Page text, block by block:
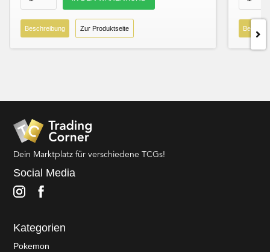
Beschreibung Zur Produktseite
Dein Marktplatz für verschiedene TCGs!
Social Media
Kategorien
Pokemon